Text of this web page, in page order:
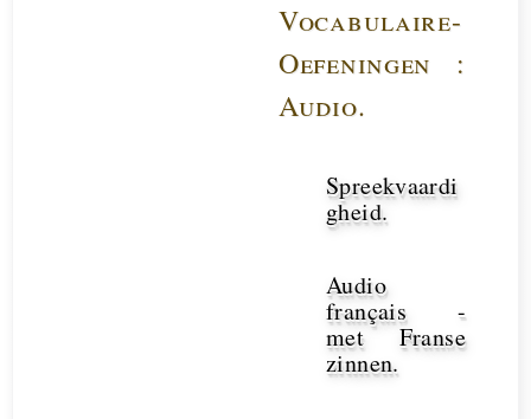
Vocabulaire-
Oefeningen :
Audio.
Spreekvaardi
gheid.
Audio
français -
met Franse
zinnen.